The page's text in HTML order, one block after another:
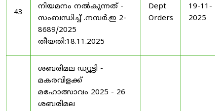
43
നിയമനം നൽകുന്നത് -
സംബന്ധിച്ച് .നമ്പർ.ഇ 2-
8689/2025
തീയതി:18.11.2025
Dept
Orders
19-11-
2025
ശബരിമല ഡ്യൂട്ടി -
മകരവിളക്ക്
മഹോത്സാവം 2025 - 26
ശബരിമല